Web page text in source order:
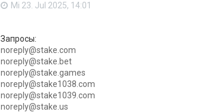
Mi 23. Jul 2025, 14:01
Запросы:
noreply@stake.com
noreply@stake.bet
noreply@stake.games
noreply@stake1038.com
noreply@stake1039.com
noreply@stake.us